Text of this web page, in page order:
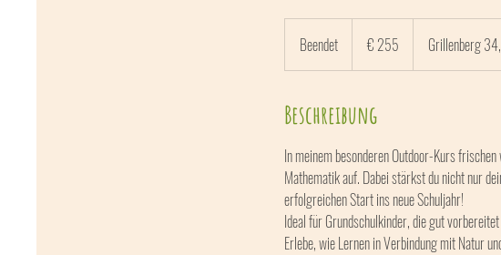
BeendetB
e
n
d
e
t
€ 255 Grillenberg
Beschreibung
In meinem besonderen Outdoor-Kurs
Mathematik auf. Dabei stärkst du nicht nur
erfolgreichen Start ins neue Schuljahr!
Ideal für Grundschulkinder, die gut
Erlebe, wie Lernen in Verbindung mit Natur